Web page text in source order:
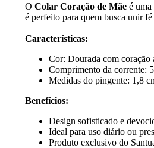
O Colar Coração de Mãe é uma
é perfeito para quem busca unir
Características:
Cor: Dourada com coração
Comprimento da corrente:
Medidas do pingente: 1,8
Benefícios:
Design sofisticado e
Ideal para uso diário ou
Produto exclusivo do